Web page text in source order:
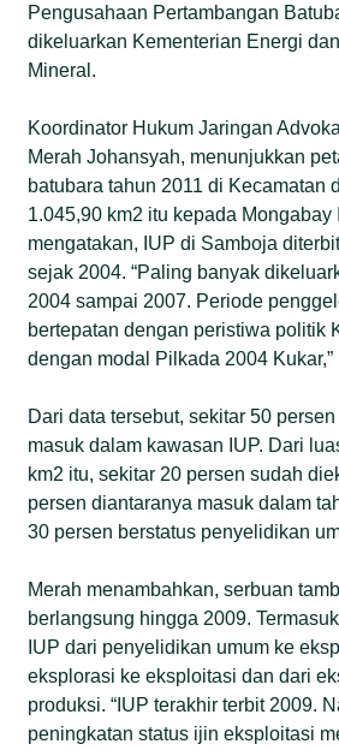
Pengusahaan Pertambangan
dikeluarkan Kementerian Energi
Mineral.
Koordinator Hukum Jaringan
Merah Johansyah, menunjukkan
batubara tahun 2011 di Kecamatan
1.045,90 km2 itu kepada Mongabay
mengatakan, IUP di Samboja
sejak 2004. “Paling banyak
2004 sampai 2007. Periode
bertepatan dengan peristiwa politik
dengan modal Pilkada 2004 Kukar,”
Dari data tersebut, sekitar 50
masuk dalam kawasan IUP. Dari
km2 itu, sekitar 20 persen sudah
persen diantaranya masuk dalam
30 persen berstatus penyelidikan
Merah menambahkan, serbuan
berlangsung hingga 2009.
IUP dari penyelidikan umum ke
eksplorasi ke eksploitasi dan dari
produksi. “IUP terakhir terbit 2009.
peningkatan status ijin eksploitasi